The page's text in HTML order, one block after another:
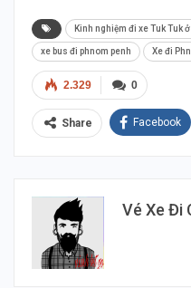
Kinh nghiệm đi xe Tuk Tuk
xe bus đi phnom penh Xe đi
0
2.329
Share Facebook
Vé Xe Đi